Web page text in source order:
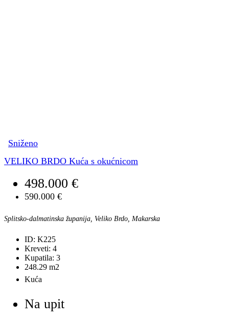
Sniženo
VELIKO BRDO Kuća s okućnicom
498.000 €
590.000 €
Splitsko-dalmatinska županija, Veliko Brdo, Makarska
ID: K225
Kreveti: 4
Kupatila: 3
248.29 m2
Kuća
Na upit